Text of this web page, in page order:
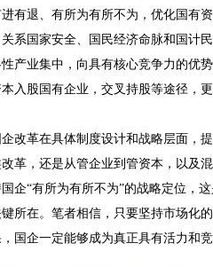
有退、有所为有所不为，优化国有
系国家安全、国民经济命脉和国计
产业集中，向具有核心竞争力的优
入股国有企业，交叉持股等途径，
革在具体制度设计和战略层面，
革，还是从管企业到管资本，以及
企“有所为有所不为”的战略定位，
所在。笔者相信，只要坚持市场化
国企一定能够成为真正具有活力和